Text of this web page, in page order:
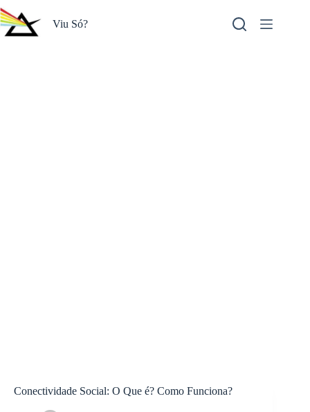
Pular
para
o
Viu Só?
Conectividade Social: O Que é? Como Funciona?